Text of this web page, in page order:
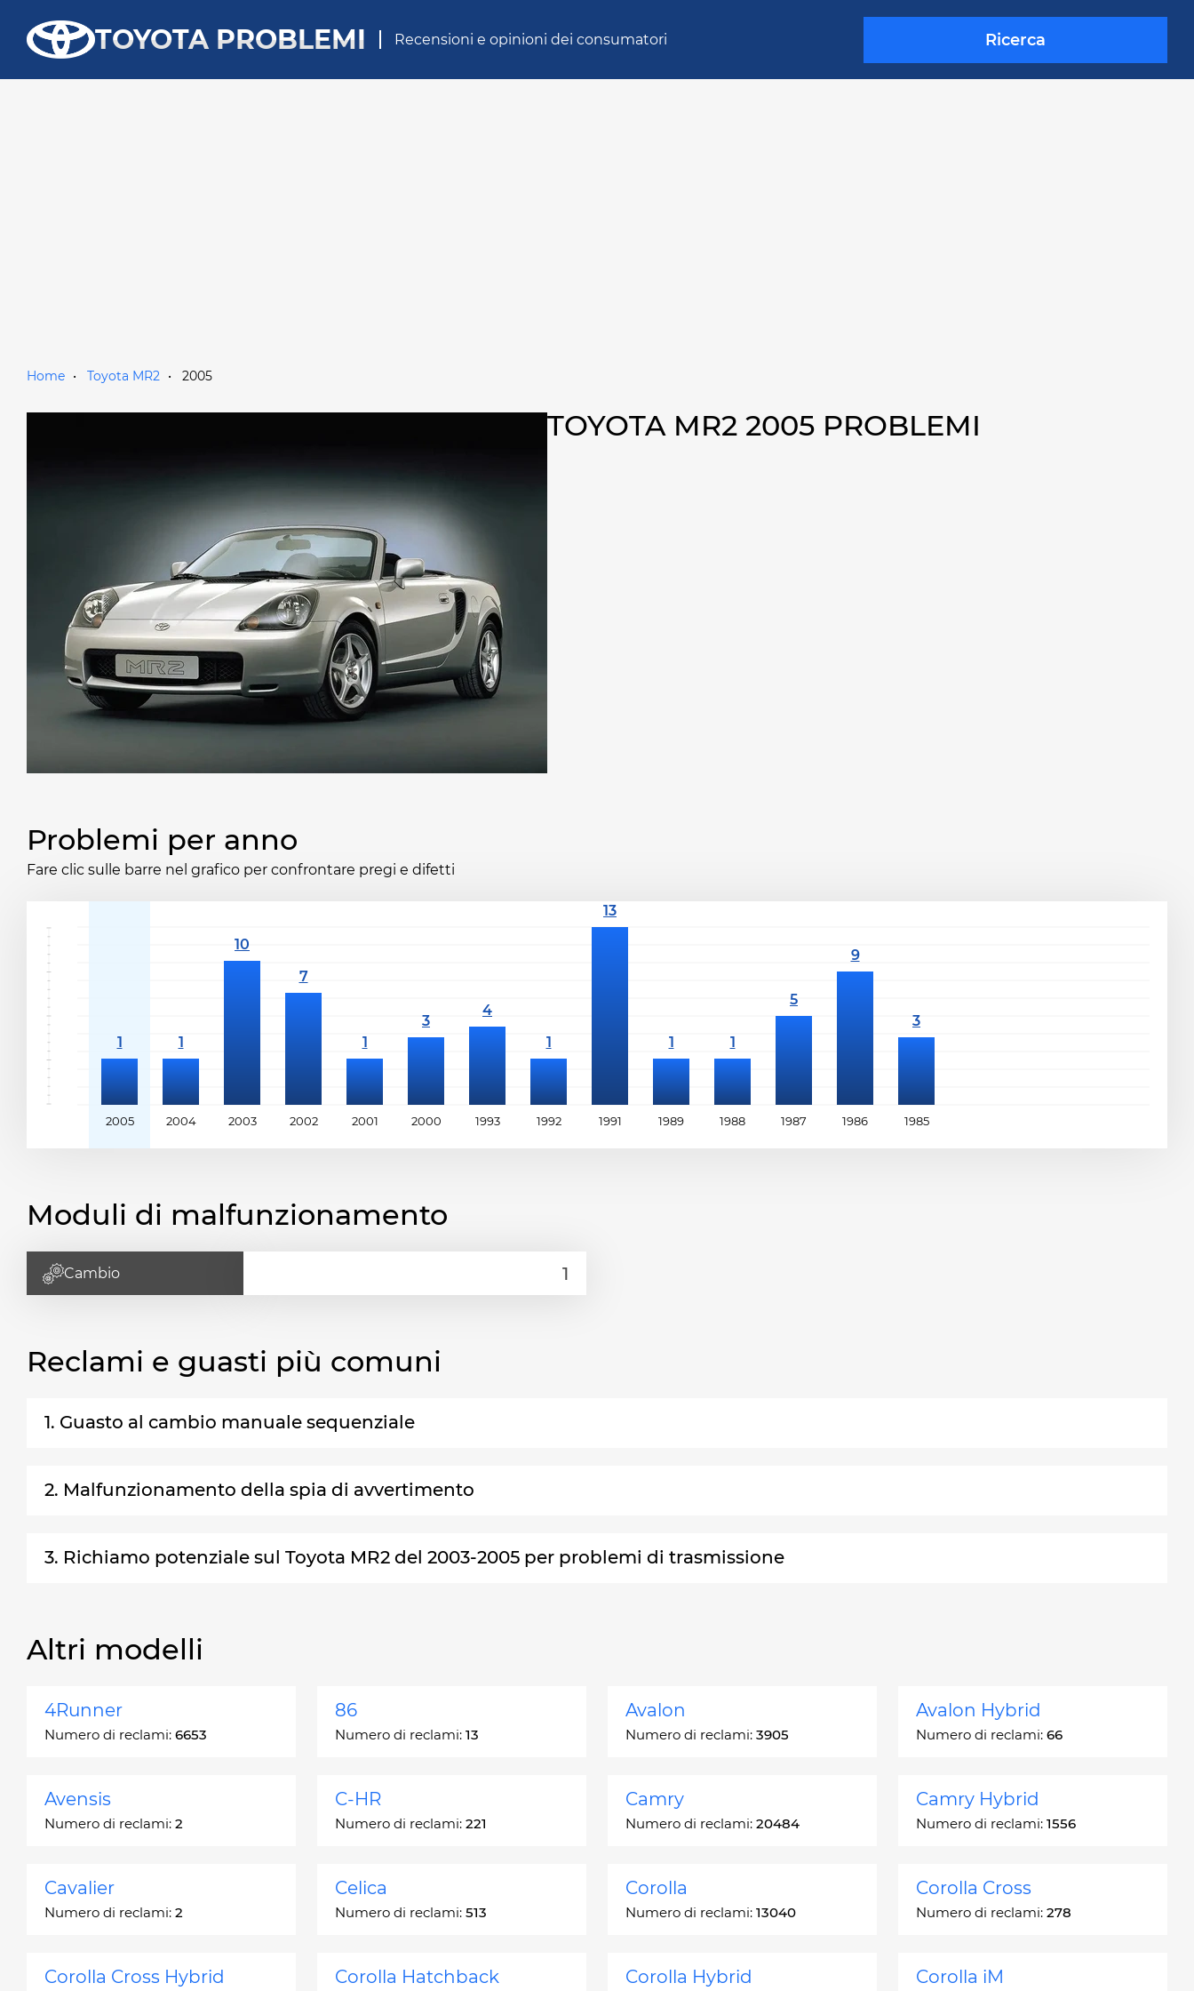
TOYOTA PROBLEMI Recensioni e opinioni dei consumatori Ricerca
Home Toyota MR2 2005
TOYOTA MR2 2005 PROBLEMI
Problemi per anno
Fare clic sulle barre nel grafico per confrontare pregi e difetti
2005 2004 2003 2002 2001 2000 1993 1992 1991 1989 1988 1987 1986 1985
Moduli di malfunzionamento
Cambio
Reclami e guasti più comuni
1. Guasto al cambio manuale sequenziale
2. Malfunzionamento della spia di avvertimento
3. Richiamo potenziale sul Toyota MR2 del 2003-2005 per problemi di trasmissione
Altri modelli
4Runner
Numero di reclami: 6653
86
Numero di reclami: 13
Avalon
Numero di reclami: 3905
Avalon Hybrid
Numero di reclami: 66
Avensis
Numero di reclami: 2
C-HR
Numero di reclami: 221
Camry
Numero di reclami: 20484
Camry Hybrid
Numero di reclami: 1556
Cavalier
Numero di reclami: 2
Celica
Numero di reclami: 513
Corolla
Numero di reclami: 13040
Corolla Cross
Numero di reclami: 278
Corolla Cross Hybrid Corolla Hatchback Corolla Hybrid Corolla iM